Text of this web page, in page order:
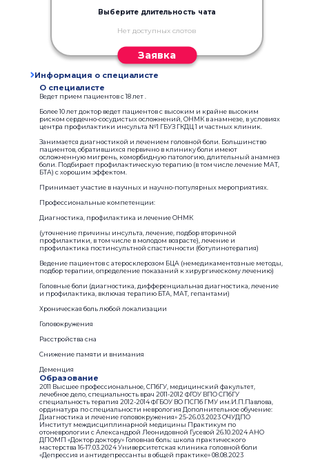
Выберите длительность чата
Нет доступных слотов
Заявка
Информация о специалисте
О специалисте
Ведет прием пациентов с 18 лет .
Более 10 лет доктор ведет пациентов с высоким и крайне высоким
риском сердечно-сосудистых осложнений, ОНМК в анамнезе, в условиях
центра профилактики инсульта №1 ГБУЗ ГКДЦ 1 и частных клиник.
Занимается диагностикой и лечением головной боли. Большинство
пациентов, обратившихся первично в клинику боли имеют
осложненную мигрень, коморбидную патологию, длительный анамнез
боли. Подбирает профилактическую терапию (в том числе лечение МАТ,
БТА) с хорошим эффектом.
Принимает участие в научных и научно-популярных мероприятиях.
Профессиональные компетенции:
Диагностика, профилактика и лечение ОНМК
(уточнение причины инсульта, лечение, подбор вторичной
профилактики, в том числе в молодом возрасте), лечение и
профилактика постинсультной спастичности (ботулинотерапия)
Ведение пациентов с атеросклерозом БЦА (немедикаментозные методы,
подбор терапии, определение показаний к хирургическому лечению)
Головные боли (диагностика, дифференциальная диагностика, лечение
и профилактика, включая терапию БТА, МАТ, гепантами)
Хроническая боль любой локализации
Головокружения
Расстройства сна
Снижение памяти и внимания
Деменция
Образование
2011 Высшее профессиональное, СПбГУ, медицинский факультет,
лечебное дело, специальность врач 2011-2012 ФГОУ ВПО СПбГУ
специальность терапия 2012-2014 ФГБОУ ВО ПСПб ГМУ им.И.П.Павлова,
ординатура по специальности неврология Дополнительное обучение:
Диагностика и лечение головокружения» 25-26.03.2023 ОЧУДПО
Институт междисциплинарной медицины Практикум по
отоневрологии с Александрой Леонидовной Гусевой 26.10.2024 АНО
ДПОМП «Доктор доктору» Головная боль: школа практического
мастерства 16-17.03.2024 Университетская клиника головной боли
«Депрессия и антидепрессанты в общей практике» 08.08.2023